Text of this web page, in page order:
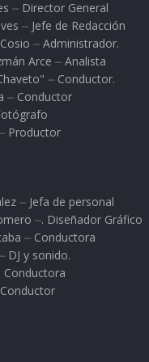
y tomándolo
demás que hicieran
⏤ Director General
⏤ Jefe de Redacción
⏤ Administrador.
Arce ⏤ Analista
⏤ Conductor.
⏤ Conductor
Productor
⏤ Jefa de personal
⏤. Diseñador Gráfico
⏤ Conductora
DJ y sonido.
Conductora